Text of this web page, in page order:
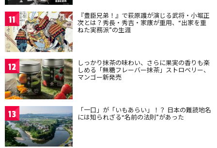
11 『豊臣兄弟！』で萩原護が演じる武将・小堀正
次とは？秀長・秀吉・家康が重用、“出家を重
ねた実務派”の生涯
12 しっかり抹茶の味わい、さらに果実の香りも楽
しめる「無糖フレーバー抹茶」ストロベリー、
マンゴー新発売
13 「一口」が「いもあらい」！？ 日本の難読地名
には知られざる“名前の法則”があった